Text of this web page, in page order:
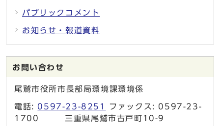
パブリックコメント
お知らせ・報道資料
お問い合わせ
尾鷲市役所市長部局環境課環境係
電話: 0597-23-8251
ファックス: 0597-23-
1700 三重県尾鷲市古戸町10-9